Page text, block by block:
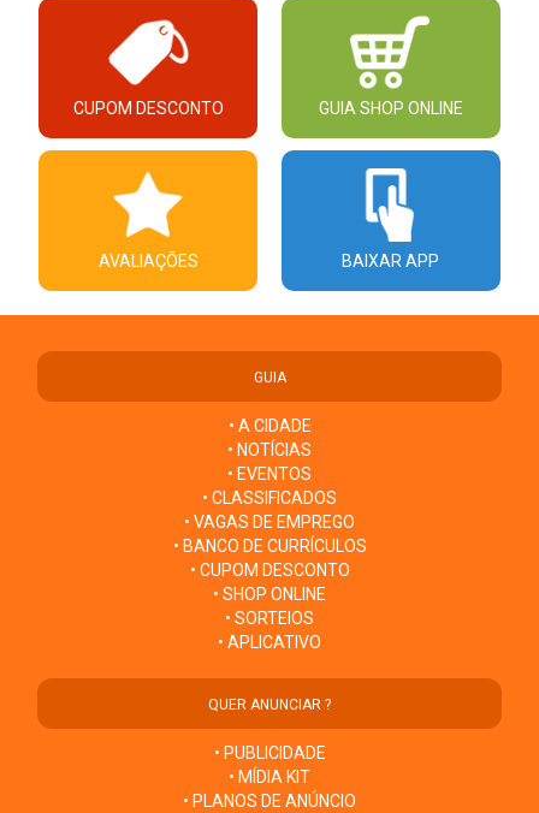
CUPOM DESCONTO GUIA SHOP ONLINE
AVALIAÇÕES BAIXAR APP
GUIA
• A CIDADE
• NOTÍCIAS
• EVENTOS
• CLASSIFICADOS
• VAGAS DE EMPREGO
• BANCO DE CURRÍCULOS
• CUPOM DESCONTO
• SHOP ONLINE
• SORTEIOS
• APLICATIVO
QUER ANUNCIAR ?
• PUBLICIDADE
• MÍDIA KIT
• PLANOS DE ANÚNCIO